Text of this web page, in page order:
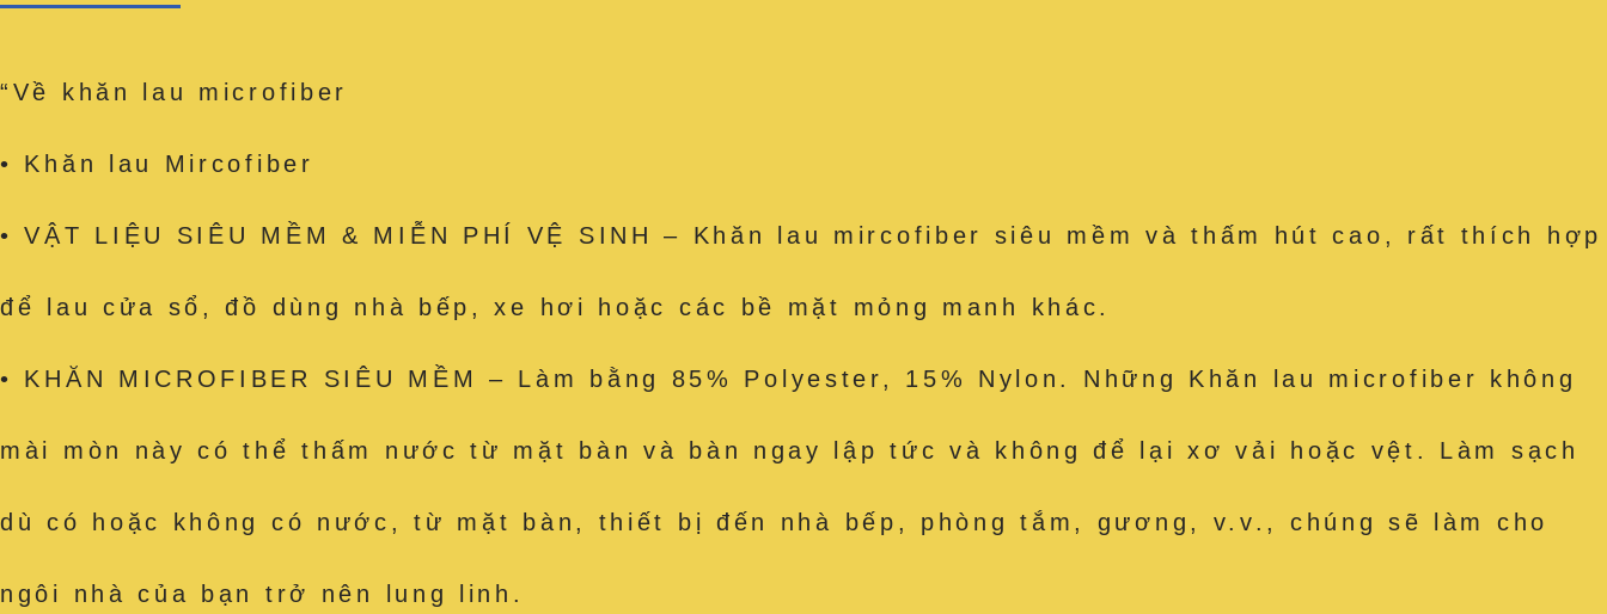
“Về khăn lau microfiber
• Khăn lau Mircofiber
• VẬT LIỆU SIÊU MỀM & MIỄN PHÍ VỆ SINH – Khăn lau mircofiber siêu mềm và thấm hút cao, rất thích hợp
để lau cửa sổ, đồ dùng nhà bếp, xe hơi hoặc các bề mặt mỏng manh khác.
• KHĂN MICROFIBER SIÊU MỀM – Làm bằng 85% Polyester, 15% Nylon. Những Khăn lau microfiber không
mài mòn này có thể thấm nước từ mặt bàn và bàn ngay lập tức và không để lại xơ vải hoặc vệt. Làm sạch
dù có hoặc không có nước, từ mặt bàn, thiết bị đến nhà bếp, phòng tắm, gương, v.v., chúng sẽ làm cho
ngôi nhà của bạn trở nên lung linh.